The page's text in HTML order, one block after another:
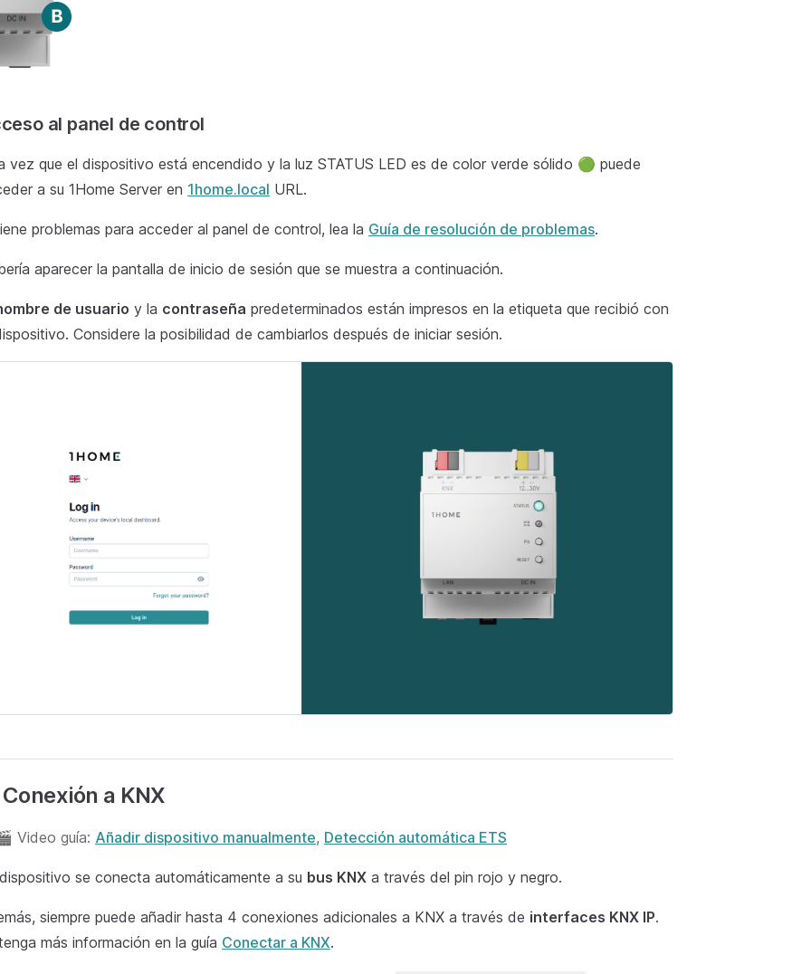
al panel de control
vez que el dispositivo está encendido y la luz STATUS LED es de color verde sólido 🟢 puede
a su 1Home Server en 1home.local URL.
problemas para acceder al panel de control, lea la Guía de resolución de problemas.
aparecer la pantalla de inicio de sesión que se muestra a continuación.
de usuario y la contraseña predeterminados están impresos en la etiqueta que recibió con
Considere la posibilidad de cambiarlos después de iniciar sesión.
a KNX
Video guía: Añadir dispositivo manualmente, Detección automática ETS
se conecta automáticamente a su bus KNX a través del pin rojo y negro.
siempre puede añadir hasta 4 conexiones adicionales a KNX a través de interfaces KNX IP.
más información en la guía Conectar a KNX.